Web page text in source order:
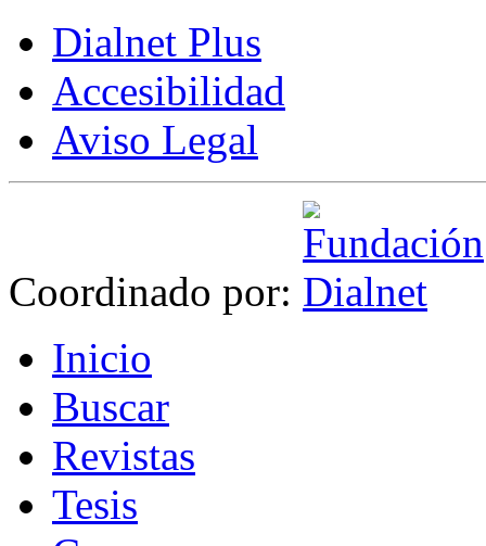
Dialnet Plus
Accesibilidad
Aviso Legal
Coordinado por:
Inicio
Buscar
Revistas
Tesis